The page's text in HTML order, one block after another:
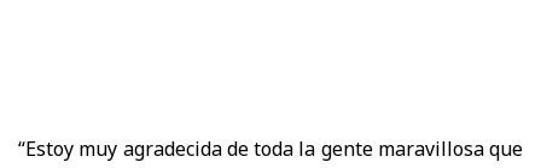
“Estoy muy agradecida de toda la gente maravillosa que